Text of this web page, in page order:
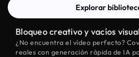
Explorar
Bloqueo creativo y vacíos
¿No encuentra el vídeo perfecto?
reales con generación rápida de IA